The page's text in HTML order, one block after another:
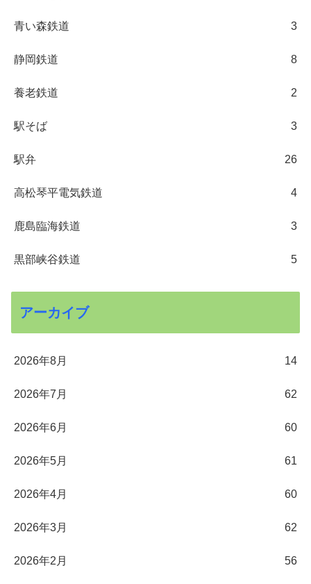
青い森鉄道 3
静岡鉄道 8
養老鉄道 2
駅そば 3
駅弁 26
高松琴平電気鉄道 4
鹿島臨海鉄道 3
黒部峡谷鉄道 5
アーカイブ
2026年8月 14
2026年7月 62
2026年6月 60
2026年5月 61
2026年4月 60
2026年3月 62
2026年2月 56